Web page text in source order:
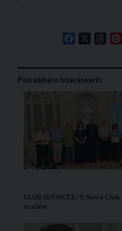
Facebook
Potrebbero interessarti:
CLUB SERVICES / Il Serra
sociale